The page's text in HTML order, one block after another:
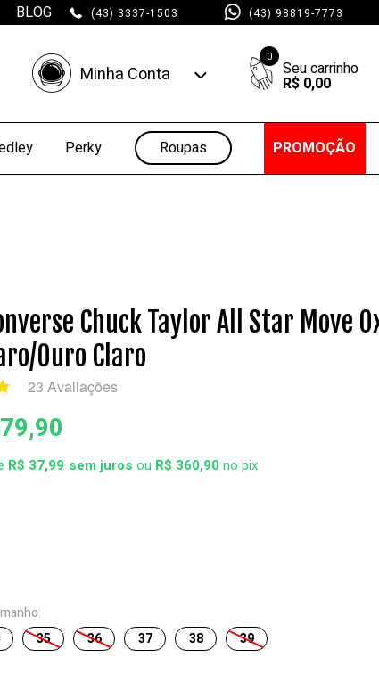
BLOG (43) 3337-1503 (43) 98819-7773
Minha Conta
Minhas Compras
0
R$ 0,00
Perky Roupas PROMOÇÃO
Chuck Taylor All Star Move
Ouro Claro
23 Avaliações
R$ 37,99 ou R$ 360,90no pix
35 36 37 38
39